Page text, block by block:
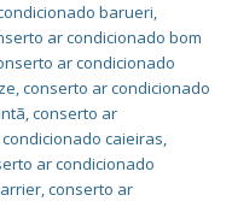
barueri,
ar condicionado bom
ar condicionado
,conserto ar condicionado
,conserto ar
caieiras,
ar condicionado
,conserto ar